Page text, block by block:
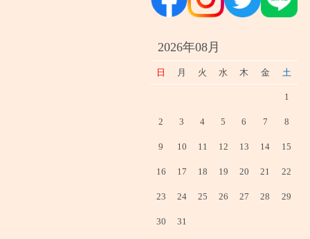
2026年08月
日 月 火 水 木 金 土
1
2 3 4 5 6 7 8
9 10 11 12 13 14 15
16 17 18 19 20 21 22
23 24 25 26 27 28 29
30 31